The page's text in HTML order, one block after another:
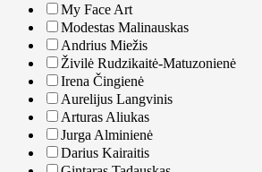
My Face Art
Modestas Malinauskas
Andrius Miežis
Živilė Rudzikaitė-Matuzonienė
Irena Čingienė
Aurelijus Langvinis
Arturas Aliukas
Jurga Alminienė
Darius Kairaitis